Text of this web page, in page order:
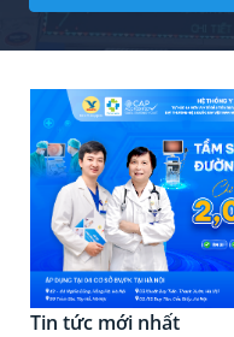
Tin tức mới nhất